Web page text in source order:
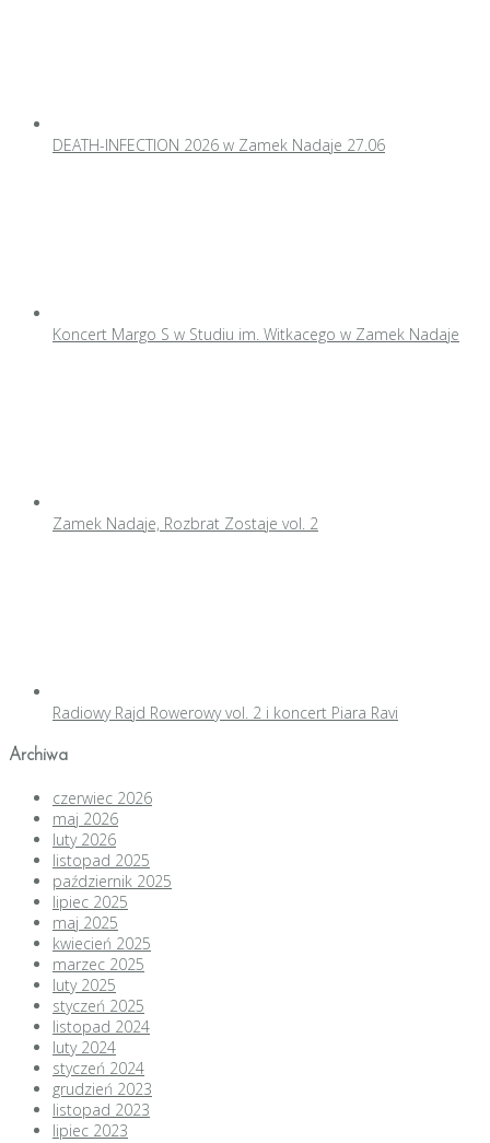
DEATH-INFECTION 2026 w Zamek Nadaje 27.06
Koncert Margo S w Studiu im. Witkacego w Zamek Nadaje
Zamek Nadaje, Rozbrat Zostaje vol. 2
Radiowy Rajd Rowerowy vol. 2 i koncert Piara Ravi
Archiwa
czerwiec 2026
maj 2026
luty 2026
listopad 2025
październik 2025
lipiec 2025
maj 2025
kwiecień 2025
marzec 2025
luty 2025
styczeń 2025
listopad 2024
luty 2024
styczeń 2024
grudzień 2023
listopad 2023
lipiec 2023